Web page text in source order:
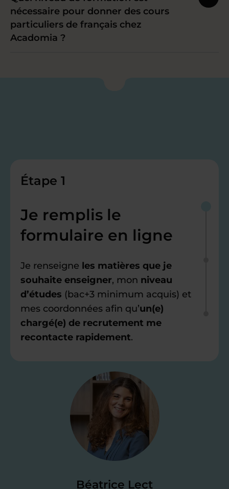
nécessaire pour donner des cours
particuliers de français chez
Acadomia ?
Béatrice Lect
Étape 1
Je remplis le
formulaire en ligne
Je renseigne les matières que je
souhaite enseigner, mon niveau
d’études (bac+3 minimum acquis) et
mes coordonnées afin qu’un(e)
chargé(e) de recrutement me
recontacte rapidement.
Je valide ma
candidature
test de 15 minutes
des programmes scolaires(et pouvoir